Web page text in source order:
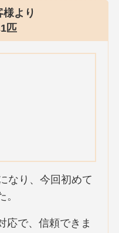
より
匹
なり、今回初めて
応で、信頼できま